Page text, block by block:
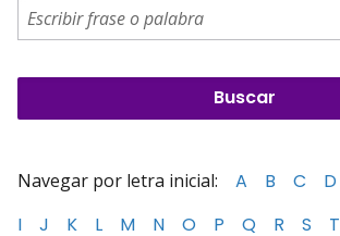
Navegar por letra inicial: A B C D
I
J K L M N O P Q R S T